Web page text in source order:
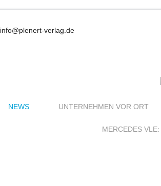
info@plenert-verlag.de
NEWS UNTERNEHMEN VOR ORT
MERCEDES